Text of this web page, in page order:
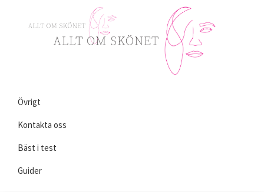
du
behöver
om
skönhet!
Övrigt
Kontakta oss
Bäst i test
Guider